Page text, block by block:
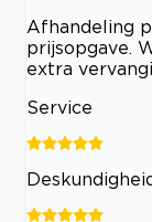
Afhandeling
prijsopgave.
extra
Service